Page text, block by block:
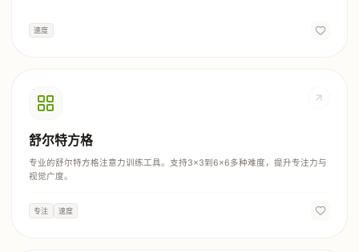
速度
舒尔特方格
专业的舒尔特方格注意力训练工具。支持3x3到6x6多种难度，提升专注力与
视觉广度。
专注 速度